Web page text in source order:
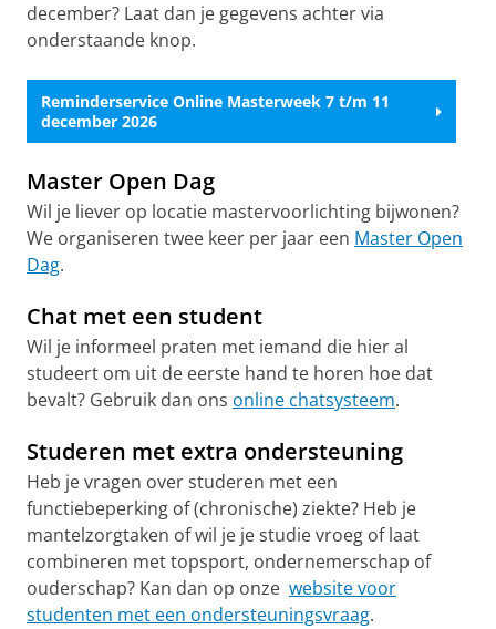
december? Laat dan je gegevens achter via
onderstaande knop.
Reminderservice Online Masterweek 7 t/m 11
december 2026
Master Open Dag
Wil je liever op locatie mastervoorlichting bijwonen?
We organiseren twee keer per jaar een Master Open
Dag.
Chat met een student
Wil je informeel praten met iemand die hier al
studeert om uit de eerste hand te horen hoe dat
bevalt? Gebruik dan ons online chatsysteem.
Studeren met extra ondersteuning
Heb je vragen over studeren met een
functiebeperking of (chronische) ziekte? Heb je
mantelzorgtaken of wil je je studie vroeg of laat
combineren met topsport, ondernemerschap of
ouderschap? Kan dan op onze website voor
studenten met een ondersteuningsvraag.